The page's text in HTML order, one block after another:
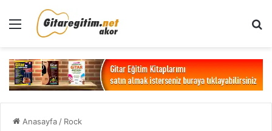
Menü
Anasayfa / Rock